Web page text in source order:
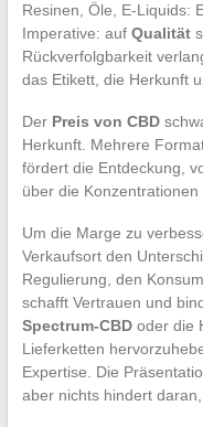
Resinen, Öle, E-Liquids:
Imperative: auf Qualität
Rückverfolgbarkeit
das Etikett, die Herkunft
Der Preis von CBD
Herkunft. Mehrere
fördert die Entdeckung,
über die
Um die Marge zu
Verkaufsort den
Regulierung, den
schafft Vertrauen und
Spectrum-CBDoder die
Lieferketten
Expertise. Die
aber nichts hindert